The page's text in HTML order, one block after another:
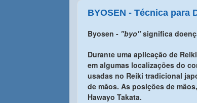
r
BYOSEN - Técnica para
Byosen - "byo"significa
Durante uma aplicação de
em algumas localizações do
usadas no Reiki tradicional
de mãos. As posições de
Hawayo Takata.